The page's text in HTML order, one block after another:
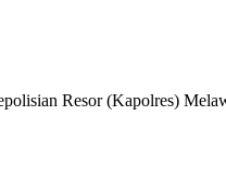
Resor (Kapolres)